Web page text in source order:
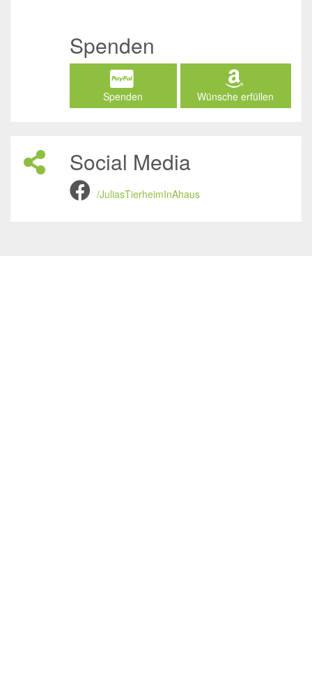
Spenden
Spenden Wünsche erfüllen
Social Media
/JuliasTierheimInAhaus